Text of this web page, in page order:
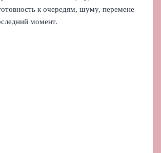
к очередям, шуму, перемене
момент.